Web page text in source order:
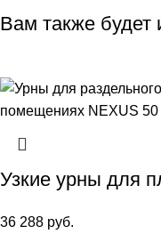
Вам также будет
Узкие урны для
36 288 руб.